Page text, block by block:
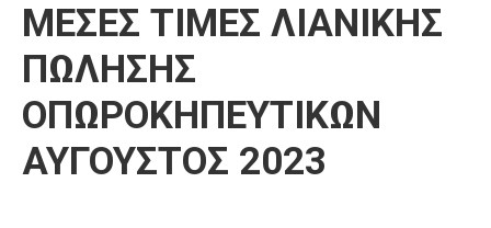
Επικοινωνία
ΜΕΣΕΣ ΤΙΜΕΣ ΛΙΑΝΙΚΗΣ
ΠΩΛΗΣΗΣ
ΟΠΩΡΟΚΗΠΕΥΤΙΚΩΝ
ΑΥΓΟΥΣΤΟΣ 2023